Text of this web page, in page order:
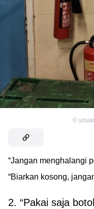
©
“Jangan menghalangi
“Biarkan kosong,
2. “Pakai saja